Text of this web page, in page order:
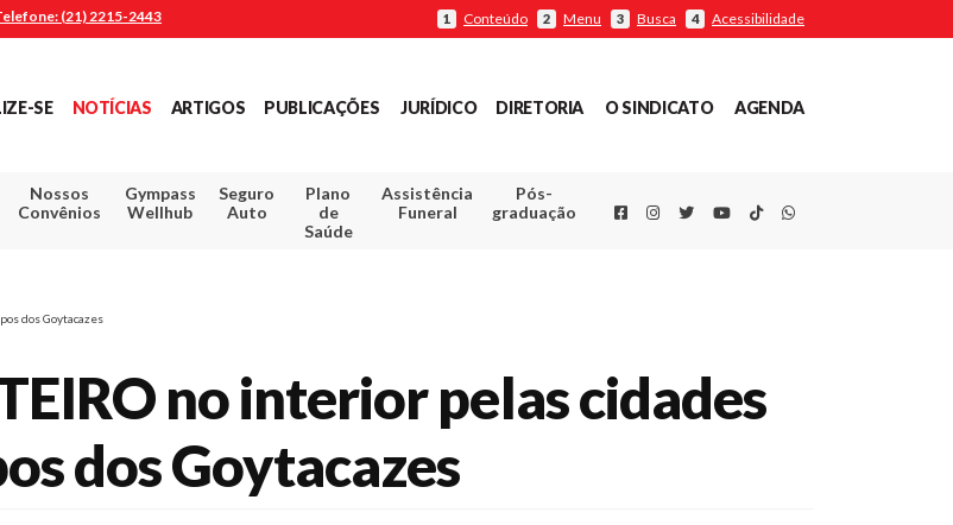
(21) 2215-2443 1 Conteúdo 2 Menu 3 Busca 4 Acessibilidade
SE NOTÍCIAS ARTIGOS PUBLICAÇÕES JURÍDICO DIRETORIA O SINDICATO AGENDA
Nossos
Convênios
Gympass
Wellhub
Seguro
Auto
Plano
de
Saúde
Assistência
Funeral
Pós-
graduação
FacebookInstagram
TwitterYoutube
TikTokWhatsapp
dos Goytacazes
no interior pelas cidades
dos Goytacazes